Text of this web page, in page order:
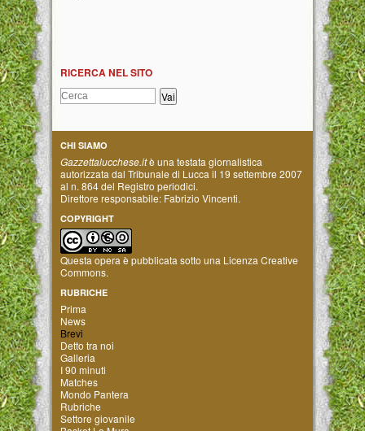
RICERCA NEL SITO
CHI SIAMO
Gazzettalucchese.itè una testata giornalistica
autorizzata dal Tribunale di Lucca il 19 settembre 2007
al n. 864 del Registro periodici.
Direttore responsabile: Fabrizio Vincenti.
COPYRIGHT
Questa opera è pubblicata sotto una Licenza Creative
Commons.
RUBRICHE
Prima
News
Brevi
Detto tra noi
Galleria
I 90 minuti
Matches
Mondo Pantera
Rubriche
Settore giovanile